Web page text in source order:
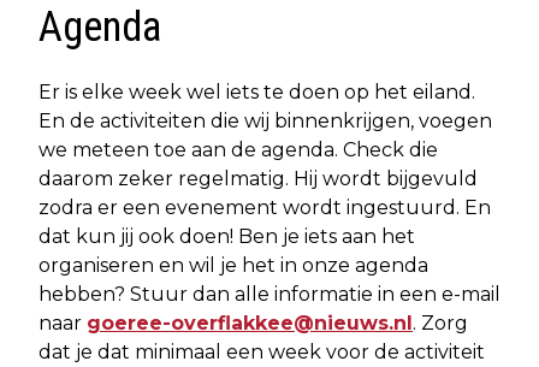
Agenda
Er is elke week wel iets te doen op het eiland.
En de activiteiten die wij binnenkrijgen, voegen
we meteen toe aan de agenda. Check die
daarom zeker regelmatig. Hij wordt bijgevuld
zodra er een evenement wordt ingestuurd. En
dat kun jij ook doen! Ben je iets aan het
organiseren en wil je het in onze agenda
hebben? Stuur dan alle informatie in een e-mail
naar goeree-overflakkee@nieuws.nl. Zorg
dat je dat minimaal een week voor de activiteit